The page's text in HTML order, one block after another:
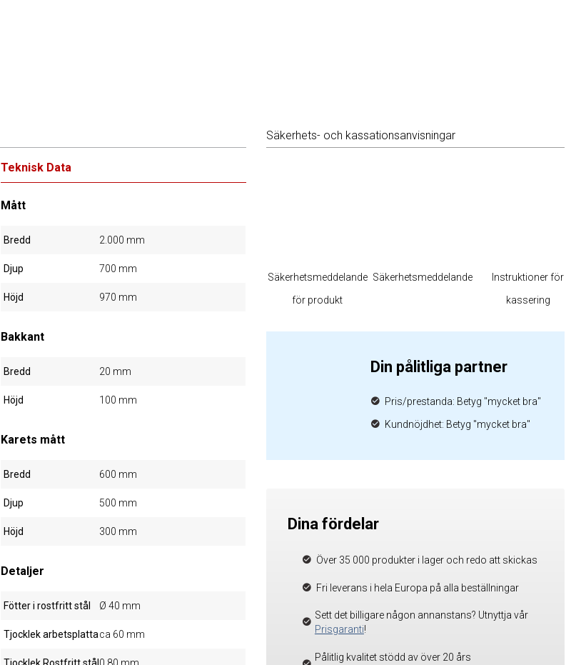
Teknisk Data
Mått
Bredd 2.000 mm
Djup 700 mm
Höjd 970 mm
Bakkant
Bredd 20 mm
Höjd 100 mm
Karets mått
Bredd 600 mm
Djup 500 mm
Höjd 300 mm
Detaljer
Fötter i rostfritt stål Ø 40 mm
Tjocklek arbetsplattaca 60 mm
Säkerhets- och kassationsanvisningar
Säkerhetsmeddelande
för produkt
Säkerhetsmeddelande
Instruktioner för
kassering
Din pålitliga partner
Pris/prestanda: Betyg "mycket bra"
Kundnöjdhet: Betyg "mycket bra"
Dina fördelar
Över 35 000 produkter i lager och redo att skickas
Fri leverans i hela Europa på alla beställningar
Sett det billigare någon annanstans? Utnyttja vår
Prisgaranti!
Pålitlig kvalitet stödd av över 20 års